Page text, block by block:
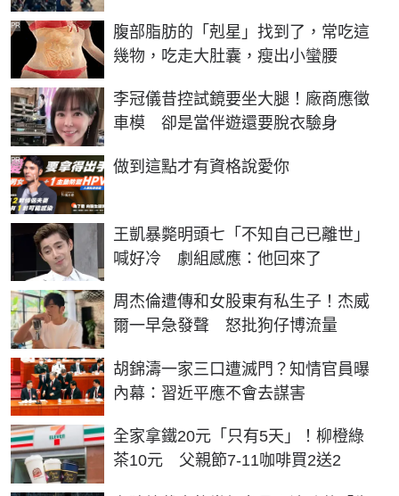
腹部脂肪的「剋星」找到了，常吃這
幾物，吃走大肚囊，瘦出小蠻腰
PR
李冠儀昔控試鏡要坐大腿！廠商應徵
車模 卻是當伴遊還要脫衣驗身
做到這點才有資格說愛你
PR
王凱暴斃明頭七「不知自己已離世」
喊好冷 劇組感應：他回來了
周杰倫遭傳和女股東有私生子！杰威
爾一早急發聲 怒批狗仔博流量
胡錦濤一家三口遭滅門？知情官員曝
內幕：習近平應不會去謀害
全家拿鐵20元「只有5天」！柳橙綠
茶10元 父親節7-11咖啡買2送2